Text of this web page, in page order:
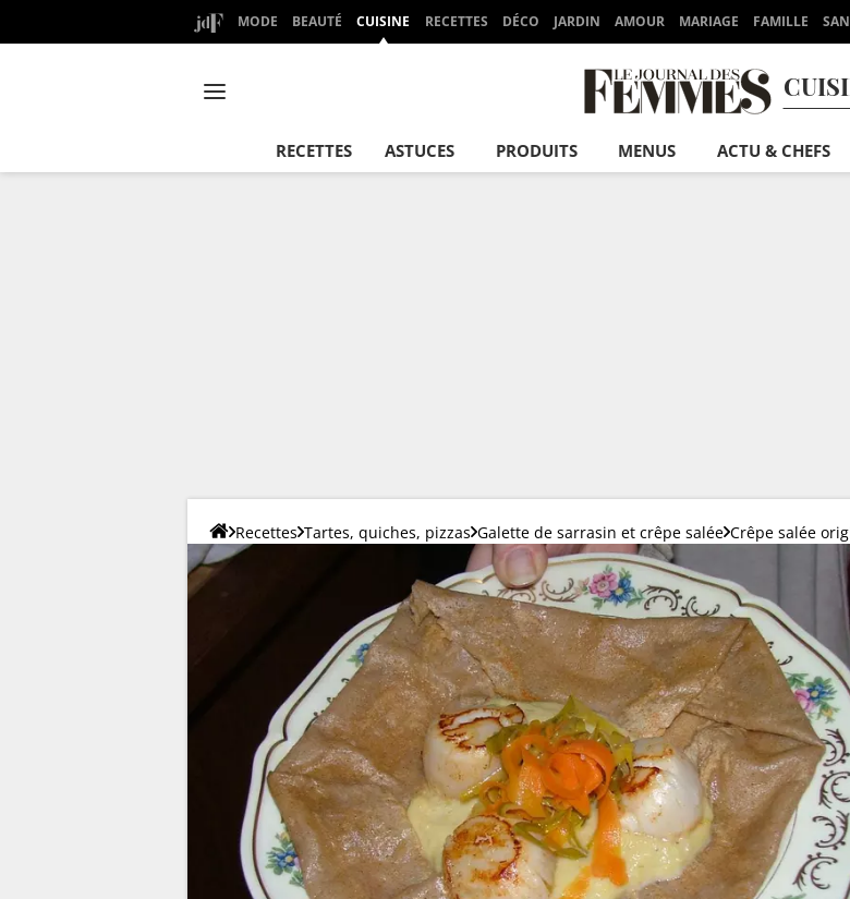
MODE BEAUTÉ CUISINE RECETTES DÉCO JARDIN AMOUR MARIAGE FAMILLE
RECETTES ASTUCES PRODUITS MENUS ACTU & CHEFS
Recettes Tartes, quiches, pizzas Galette de sarrasin et crêpe salée Crêpe salée